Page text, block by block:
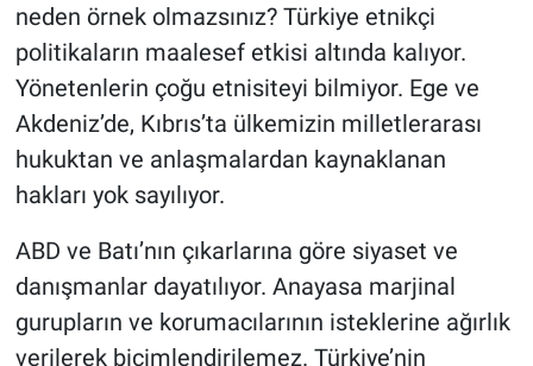
neden örnek olmazsınız? Türkiye etnikçi
politikaların maalesef etkisi altında kalıyor.
Yönetenlerin çoğu etnisiteyi bilmiyor. Ege ve
Akdeniz’de, Kıbrıs’ta ülkemizin milletlerarası
hukuktan ve anlaşmalardan kaynaklanan
hakları yok sayılıyor.
ABD ve Batı’nın çıkarlarına göre siyaset ve
danışmanlar dayatılıyor. Anayasa marjinal
gurupların ve korumacılarının isteklerine ağırlık
verilerek biçimlendirilemez. Türkiye’nin